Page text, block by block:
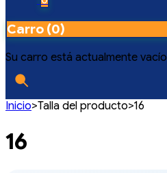
Carro (0)
Su carro está actualmente vacío
Inicio>Talla del producto>16
16